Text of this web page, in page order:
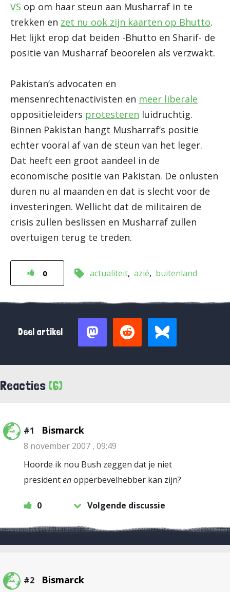
VS op om haar steun aan Musharraf in te
trekken en zet nu ook zijn kaarten op Bhutto.
Het lijkt erop dat beiden -Bhutto en Sharif- de
positie van Musharraf beoorelen als verzwakt.
Pakistan’s advocaten en
mensenrechtenactivisten en meer liberale
oppositieleiders protesteren luidruchtig.
Binnen Pakistan hangt Musharraf’s positie
echter vooral af van de steun van het leger.
Dat heeft een groot aandeel in de
economische positie van Pakistan. De onlusten
duren nu al maanden en dat is slecht voor de
investeringen. Wellicht dat de militairen de
crisis zullen beslissen en Musharraf zullen
overtuigen terug te treden.
0 actualiteit azië buitenland
Deel artikel
Reacties (6)
#1 Bismarck
8 november 2007 , 09:49
Hoorde ik nou Bush zeggen dat je niet
presidentenopperbevelhebber kan zijn?
0 Volgende discussie
#2 Bismarck